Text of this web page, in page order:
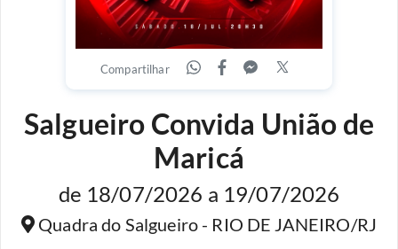
Compartilhar
Salgueiro Convida União de
Maricá
de 18/07/2026 a 19/07/2026
Quadra do Salgueiro - RIO DE JANEIRO/RJ